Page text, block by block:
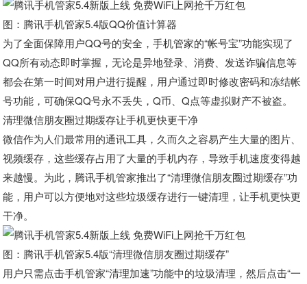
图：腾讯手机管家5.4版QQ价值计算器
为了全面保障用户QQ号的安全，手机管家的“帐号宝”功能实现了
QQ所有动态即时掌握，无论是异地登录、消费、发送诈骗信息等
都会在第一时间对用户进行提醒，用户通过即时修改密码和冻结帐
号功能，可确保QQ号永不丢失，Q币、Q点等虚拟财产不被盗。
清理微信朋友圈过期缓存让手机更快更干净
微信作为人们最常用的通讯工具，久而久之容易产生大量的图片、
视频缓存，这些缓存占用了大量的手机内存，导致手机速度变得越
来越慢。为此，腾讯手机管家推出了“清理微信朋友圈过期缓存”功
能，用户可以方便地对这些垃圾缓存进行一键清理，让手机更快更
干净。
图：腾讯手机管家5.4版“清理微信朋友圈过期缓存”
用户只需点击手机管家“清理加速”功能中的垃圾清理，然后点击“一